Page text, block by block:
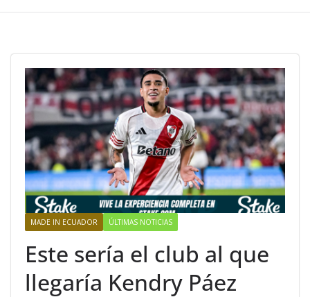
MADE IN ECUADOR ÚLTIMAS NOTICIAS
Este sería el club al que
llegaría Kendry Páez